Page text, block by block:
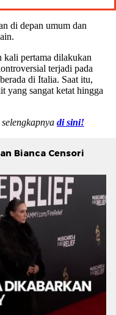
di depan umum dan
pertama dilakukan
terjadi pada
di Italia. Saat itu,
yang sangat ketat hingga
di sini!
Bianca Censori